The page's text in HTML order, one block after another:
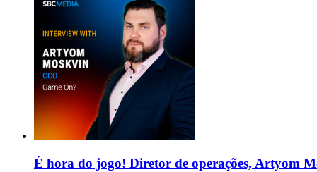
É hora do jogo! Diretor de operações, Artyom